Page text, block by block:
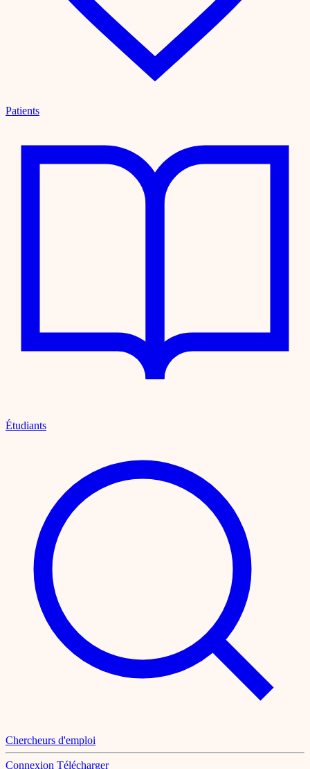
Patients
Étudiants
Chercheurs d'emploi
Connexion Télécharger